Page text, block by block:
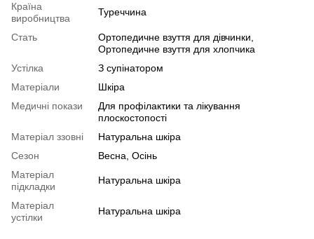
Країна
виробництва
Туреччина
Стать
Ортопедичне взуття для дівчинки,
Ортопедичне взуття для хлопчика
Устілка
З супінатором
Матеріали
Шкіра
Медичні покази
Для профілактики та лікування
плоскостопості
Матеріал ззовні
Натуральна шкіра
Сезон
Весна, Осінь
Матеріал
підкладки
Натуральна шкіра
Матеріал
устілки
Натуральна шкіра